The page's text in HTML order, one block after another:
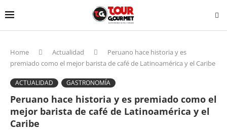
Home Actualidad
Peruano hace historia y es
premiado como el mejor barista de café de Latinoamérica y el Caribe
ACTUALIDAD GASTRONOMÍA
Peruano hace historia y es premiado como el
mejor barista de café de Latinoamérica y el
Caribe